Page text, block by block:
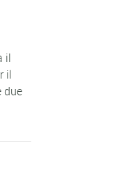
il
il
due